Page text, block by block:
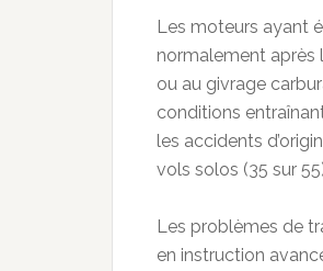
Les moteurs ayant
normalement après
ou au givrage
conditions
les accidents
vols solos (35 sur
Les problèmes de
en instruction